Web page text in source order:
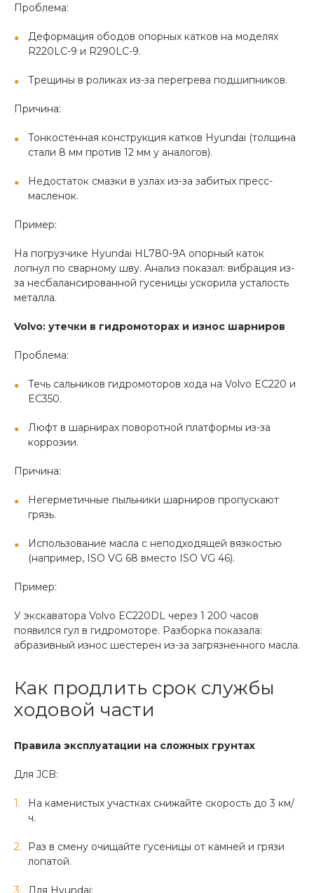
Проблема:
Деформация ободов опорных катков на моделях
R220LC-9 и R290LC-9.
Трещины в роликах из-за перегрева подшипников.
Причина:
Тонкостенная конструкция катков Hyundai (толщина
стали 8 мм против 12 мм у аналогов).
Недостаток смазки в узлах из-за забитых пресс-
масленок.
Пример:
На погрузчике Hyundai HL780-9A опорный каток
лопнул по сварному шву. Анализ показал: вибрация из-
за несбалансированной гусеницы ускорила усталость
металла.
Volvo: утечки в гидромоторах и износ шарниров
Проблема:
Течь сальников гидромоторов хода на Volvo EC220 и
EC350.
Люфт в шарнирах поворотной платформы из-за
коррозии.
Причина:
Негерметичные пыльники шарниров пропускают
грязь.
Использование масла с неподходящей вязкостью
(например, ISO VG 68 вместо ISO VG 46).
Пример:
У экскаватора Volvo EC220DL через 1 200 часов
появился гул в гидромоторе. Разборка показала:
абразивный износ шестерен из-за загрязненного масла.
Как продлить срок службы
ходовой части
Правила эксплуатации на сложных грунтах
Для JCB:
На каменистых участках снижайте скорость до 3 км/
ч.
Раз в смену очищайте гусеницы от камней и грязи
лопатой.
Для Hyundai: